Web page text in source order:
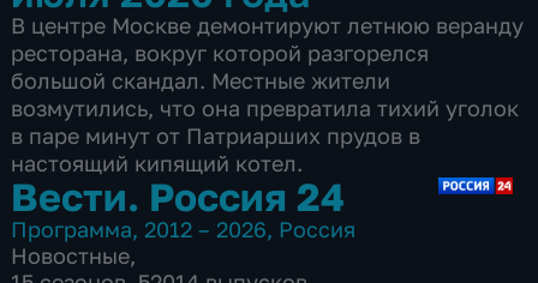
В центре Москве демонтируют летнюю веранду
ресторана, вокруг которой разгорелся
большой скандал. Местные жители
возмутились, что она превратила тихий уголок
в паре минут от Патриарших прудов в
настоящий кипящий котел.
Вести. Россия 24
Программа, 2012 – 2026, Россия
Новостные,